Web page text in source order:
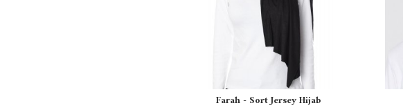
Farah - Sort Jersey Hijab